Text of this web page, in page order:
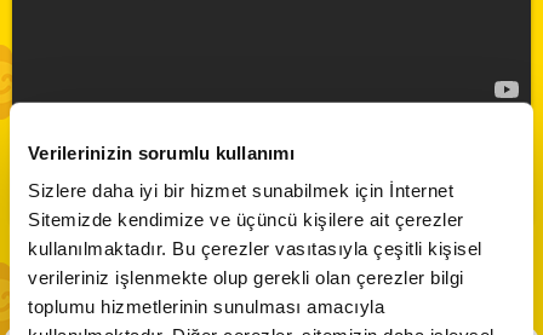
Verilerinizin sorumlu kullanımı
Sizlere daha iyi bir hizmet sunabilmek için İnternet
Sitemizde kendimize ve üçüncü kişilere ait çerezler
kullanılmaktadır. Bu çerezler vasıtasıyla çeşitli kişisel
verileriniz işlenmekte olup gerekli olan çerezler bilgi
toplumu hizmetlerinin sunulması amacıyla
ANA SAYFA
Maceracı Yüzgeçler
Bi' Adada Bi' Arada
Arı Maya
Çupi
Akika ve Sahara
VİDEO
CANLI YAYIN
Kartopu Dörtlüsü | Yapışkan Çocuklar
Abone Ol